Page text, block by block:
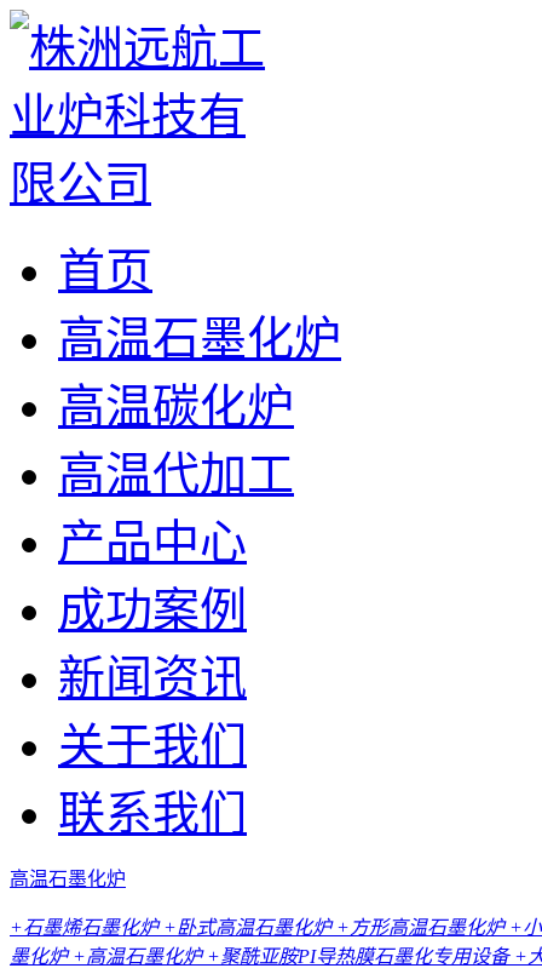
首页
高温石墨化炉
高温碳化炉
高温代加工
产品中心
成功案例
新闻资讯
关于我们
联系我们
高温石墨化炉
+石墨烯石墨化炉+卧式高温石墨化炉+方形高温石墨化炉+
墨化炉+高温石墨化炉+聚酰亚胺PI导热膜石墨化专用设备 +